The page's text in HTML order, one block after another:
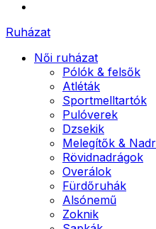
Ruházat
Női ruházat
Pólók & felsők
Atléták
Sportmelltartók
Pulóverek
Dzsekik
Melegítők &
Rövidnadrágok
Overálok
Fürdőruhák
Alsónemű
Zoknik